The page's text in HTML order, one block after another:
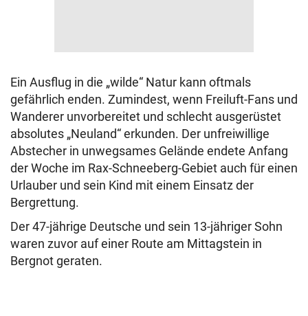
Ein Ausflug in die „wilde“ Natur kann oftmals
gefährlich enden. Zumindest, wenn Freiluft-Fans und
Wanderer unvorbereitet und schlecht ausgerüstet
absolutes „Neuland“ erkunden. Der unfreiwillige
Abstecher in unwegsames Gelände endete Anfang
der Woche im Rax-Schneeberg-Gebiet auch für einen
Urlauber und sein Kind mit einem Einsatz der
Bergrettung.
Der 47-jährige Deutsche und sein 13-jähriger Sohn
waren zuvor auf einer Route am Mittagstein in
Bergnot geraten.